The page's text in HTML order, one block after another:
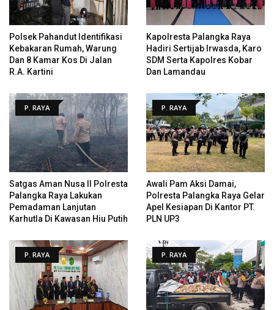
Polsek Pahandut Identifikasi
Kebakaran Rumah, Warung
Dan 8 Kamar Kos Di Jalan
R.A. Kartini
Kapolresta Palangka Raya
Hadiri Sertijab Irwasda, Karo
SDM Serta Kapolres Kobar
Dan Lamandau
P. RAYA
Satgas Aman Nusa II Polresta
Palangka Raya Lakukan
Pemadaman Lanjutan
Karhutla Di Kawasan Hiu Putih
P. RAYA
Awali Pam Aksi Damai,
Polresta Palangka Raya Gelar
Apel Kesiapan Di Kantor PT.
PLN UP3
P. RAYA P. RAYA